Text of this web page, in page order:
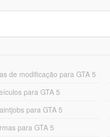
de modificação para GTA 5
para GTA 5
para GTA 5
para GTA 5